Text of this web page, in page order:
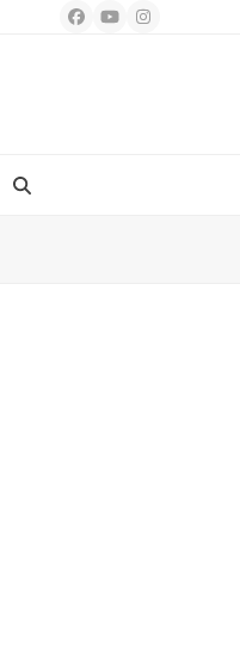
Facebook
YouTubeInstagram